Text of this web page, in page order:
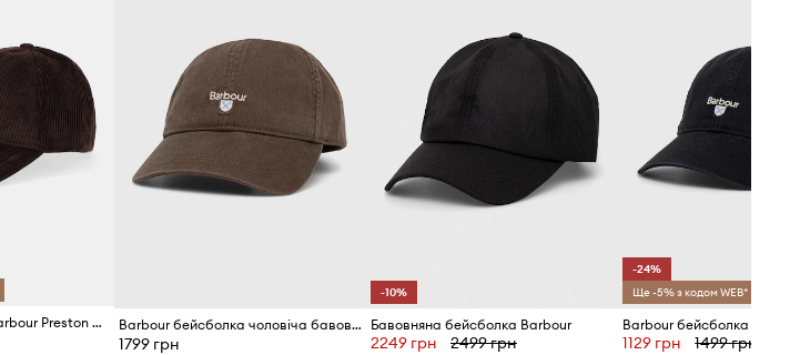
Вельветова кепка Barbour Preston Cord Barbour бейсболка чоловіча бавовняна
1799 грн
-10%
Бавовняна бейсболка Barbour
2249 грн 2499 грн
-24%
Ще -5% з кодом WEB*
1129 грн 1499 грн